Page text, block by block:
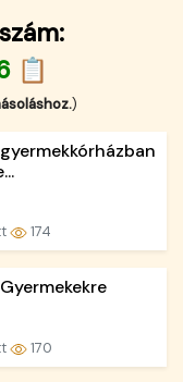
📋
)
174
170